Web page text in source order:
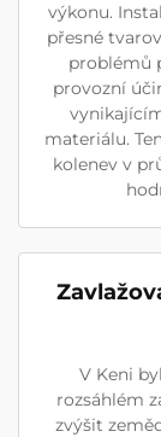
výkonu.
přesné
problémů
provozní
materiálu.
kolenev v
V Keni
rozsáhlém
zvýšit